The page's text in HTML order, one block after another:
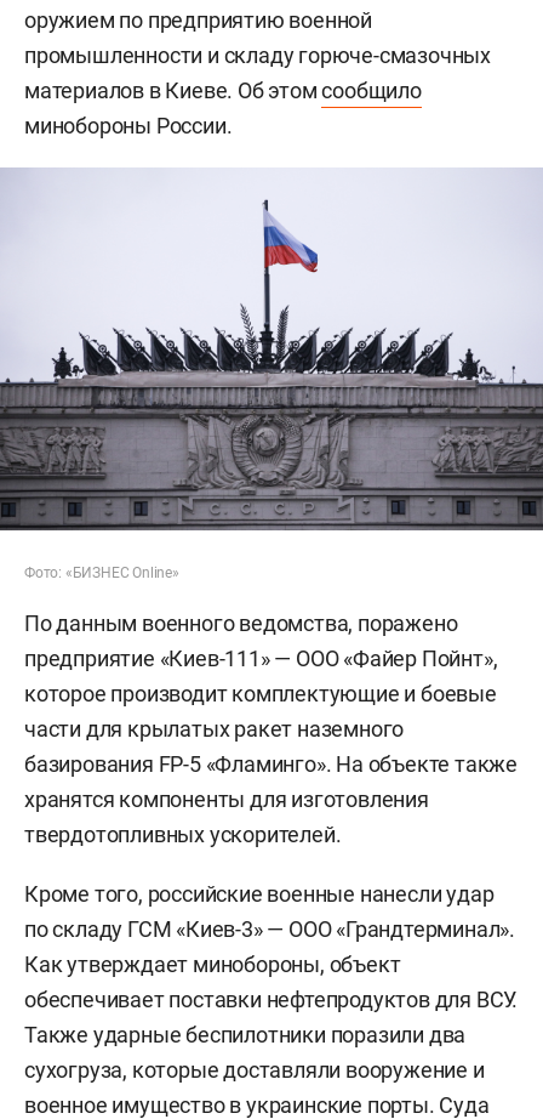
оружием по предприятию военной
промышленности и складу горюче-смазочных
материалов в Киеве. Об этомсообщило
минобороны России.
Фото: «БИЗНЕС Online»
По данным военного ведомства, поражено
предприятие «Киев-111» — ООО «Файер Пойнт»,
которое производит комплектующие и боевые
части для крылатых ракет наземного
базирования FP-5 «Фламинго». На объекте также
хранятся компоненты для изготовления
твердотопливных ускорителей.
Кроме того, российские военные нанесли удар
по складу ГСМ «Киев-3» — ООО «Грандтерминал».
Как утверждает минобороны, объект
обеспечивает поставки нефтепродуктов для ВСУ.
Также ударные беспилотники поразили два
сухогруза, которые доставляли вооружение и
военное имущество в украинские порты. Суда